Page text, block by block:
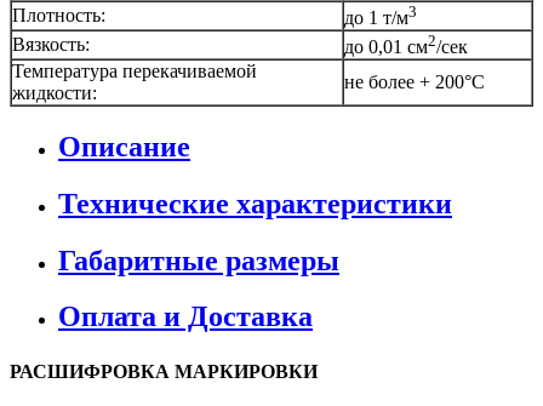
Плотность:
до 1 т/м3
Вязкость: до 0,01 см2/сек
Температура перекачиваемой
жидкости:
не более + 200°С
Описание
Технические характеристики
Габаритные размеры
Оплата и Доставка
РАСШИФРОВКА МАРКИРОВКИ